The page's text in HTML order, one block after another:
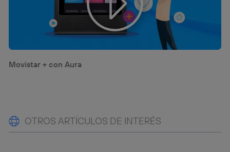
Movistar + con Aura
OTROS ARTÍCULOS DE INTERÉS